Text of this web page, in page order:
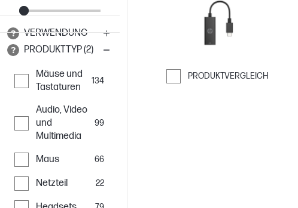
VERWENDUNG
PRODUKTTYP (2)
Mäuse und
Tastaturen
134
Audio, Video
und
Multimedia
99
Maus 66
Netzteil 22
PRODUKTVERGLEICH